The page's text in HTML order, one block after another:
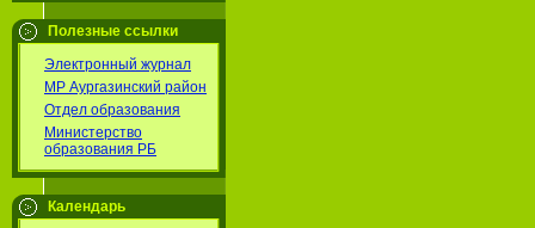
Полезные ссылки
Электронный журнал
МР Аургазинский район
Отдел образования
Министерство
образования РБ
Календарь